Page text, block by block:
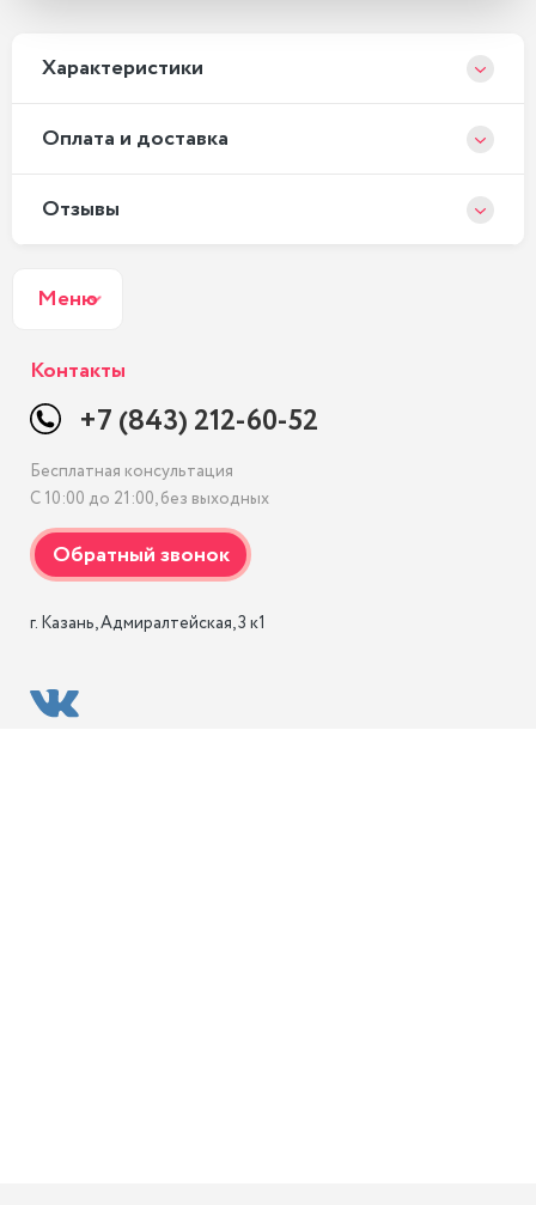
Xарактеристики
Оплата и доставка
Отзывы
Меню
Контакты
+7 (843) 212-60-52
Бесплатная консультация
С 10:00 до 21:00, без выходных
г. Казань, Адмиралтейская, 3 к1